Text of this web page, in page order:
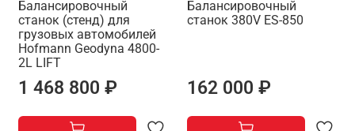
Балансировочный
станок (стенд) для
грузовых автомобилей
Hofmann Geodyna 4800-
2L LIFT
1 468 800 ₽
Балансировочный
станок 380V ES-850
162 000 ₽